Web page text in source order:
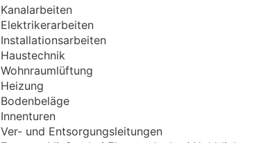
auch Schüttung) Putz (wegen Gerüst vermutlich
deutlich mehr wie 50.000€ aus macht.
Was dann extrem streut ist eher der
war ich von den Tischlerarbeiten geschockt, vom
verlangen, ich sag jetzt nicht um was es ging,
meisten waren eher oben dabei als unten.
Kanalarbeiten
Elektrikerarbeiten
Installationsarbeiten
Haustechnik
Wohnraumlüftung
Heizung
Bodenbeläge
Innenturen
Ver- und Entsorgungsleitungen